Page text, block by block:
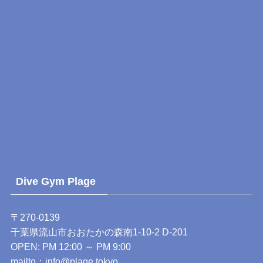
Dive Gym Plage
〒270-0139
千葉県流山市おおたかの森南1-10-2 D-201
OPEN: PM 12:00 ～ PM 9:00